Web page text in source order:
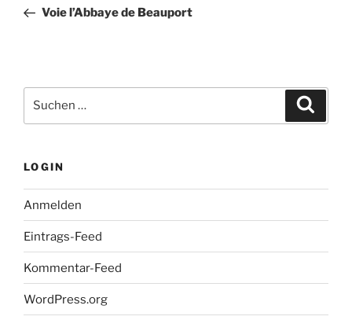
Beitrag
Voie l’Abbaye de Beauport
nach:
LOGIN
Anmelden
Eintrags-Feed
Kommentar-Feed
WordPress.org